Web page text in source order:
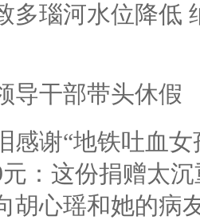
多瑙河水位降低
导干部带头休假
感谢“地铁吐血
元：这份捐赠太
胡心瑶和她的病